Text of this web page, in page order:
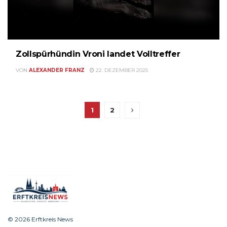
Zollspürhündin Vroni landet Volltreffer
VON ALEXANDER FRANZ 22. DEZEMBER 2025
1 2
© 2026 Erftkreis News